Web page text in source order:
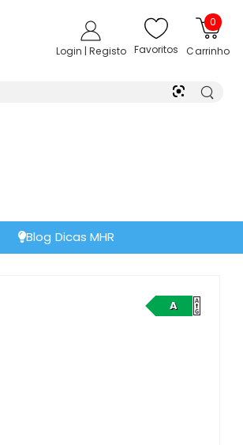
Login | Registo Favoritos
0
Carrinho
Blog Dicas MHR
A